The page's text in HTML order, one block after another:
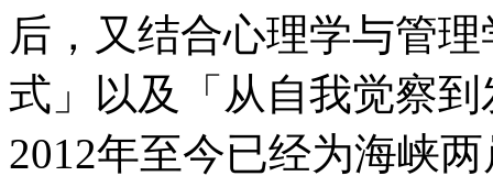
后，又结合心理学与管
式」以及「从自我觉察
2012年至今已经为海峡